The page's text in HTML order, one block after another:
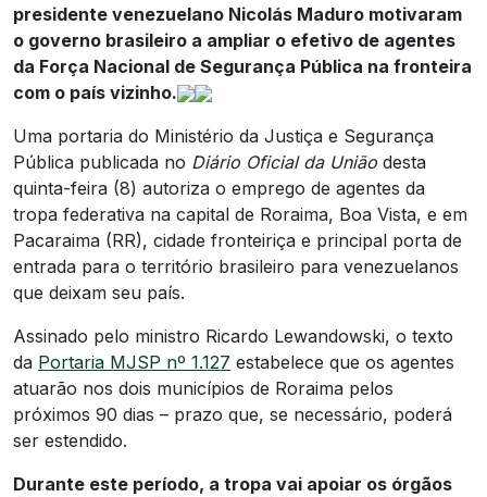
presidente venezuelano Nicolás Maduro motivaram
o governo brasileiro a ampliar o efetivo de agentes
da Força Nacional de Segurança Pública na fronteira
com o país vizinho.
Uma portaria do Ministério da Justiça e Segurança
Pública publicada no Diário Oficial da União desta
quinta-feira (8) autoriza o emprego de agentes da
tropa federativa na capital de Roraima, Boa Vista, e em
Pacaraima (RR), cidade fronteiriça e principal porta de
entrada para o território brasileiro para venezuelanos
que deixam seu país.
Assinado pelo ministro Ricardo Lewandowski, o texto
da Portaria MJSP nº 1.127 estabelece que os agentes
atuarão nos dois municípios de Roraima pelos
próximos 90 dias – prazo que, se necessário, poderá
ser estendido.
Durante este período, a tropa vai apoiar os órgãos